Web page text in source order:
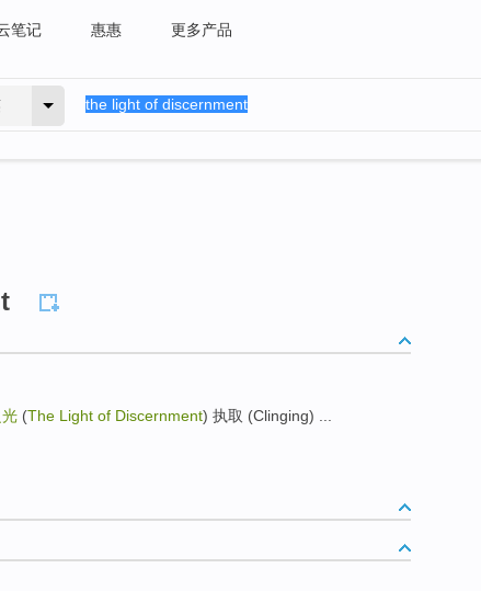
笔记 惠惠 更多产品
(The Light of Discernment) 执取 (Clinging) ...